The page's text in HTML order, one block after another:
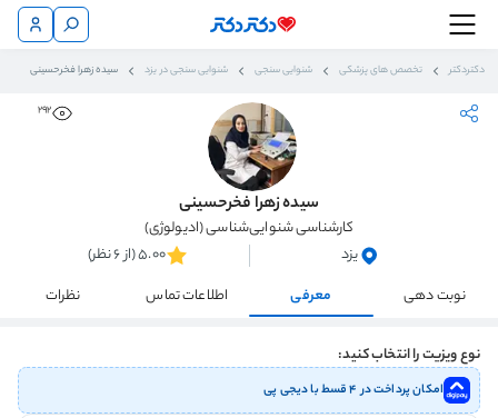
دکتردکتر تخصص های پزشکی شنوایی سنجی شنوایی سنجی در یزد سیده زهرا فخرحسینی
292
سیده زهرا فخرحسینی
کارشناسی شنوایی‌شناسی (ادیولوژی)
یزد
5.00 (از 6 نظر)
نوبت دهی
معرفی اطلاعات تماس نظرات
نوع ویزیت را انتخاب کنید:
امکان پرداخت در ۴ قسط با دیجی پی